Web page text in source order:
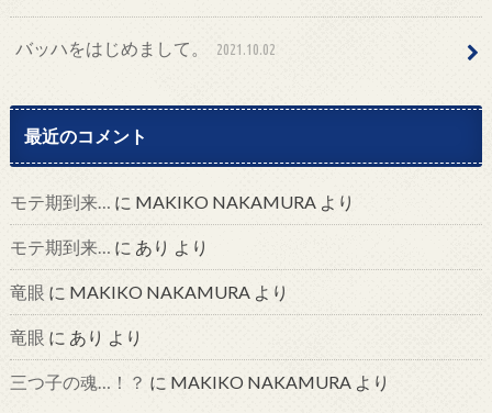
バッハをはじめまして。 2021.10.02
最近のコメント
モテ期到来… に MAKIKO NAKAMURA より
モテ期到来… に あり より
竜眼 に MAKIKO NAKAMURA より
竜眼 に あり より
三つ子の魂…！？ に MAKIKO NAKAMURA より